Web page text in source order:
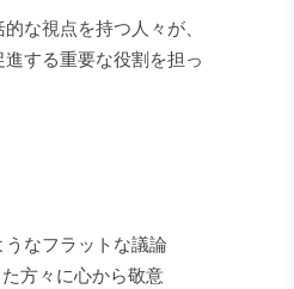
な視点を持つ人々が、
する重要な役割を担っ
なフラットな議論
方々に心から敬意